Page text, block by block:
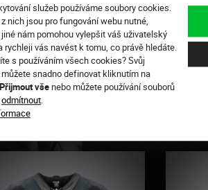
služeb používáme soubory cookies.
nich jsou pro fungování webu nutné,
nám pomohou vylepšit váš uživatelský
rychleji vás navést k tomu, co právě hledáte.
s používáním všech cookies? Svůj
snadno definovat kliknutím na
Přijmout všenebo můžete používání souborů
odmítnout.
info@4SR.cz
CHRÁNIČE A SLIDERY